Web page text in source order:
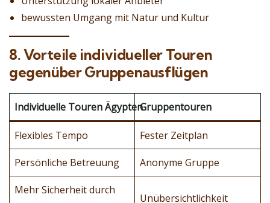
bewussten Umgang mit Natur und Kultur
8. Vorteile individueller Touren
gegenüber Gruppenausflügen
Individuelle Touren ÄgyptenGruppentouren
Flexibles Tempo Fester Zeitplan
Persönliche Betreuung Anonyme Gruppe
Mehr Sicherheit durch
Unübersichtlichkeit